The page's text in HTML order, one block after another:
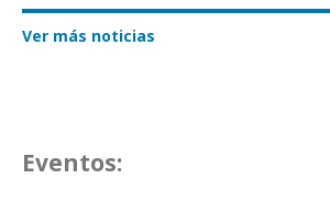
Ver más noticias
Eventos: